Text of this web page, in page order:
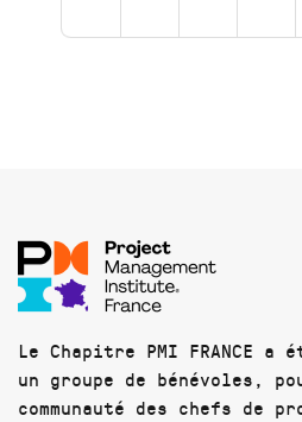
Le Chapitre PMI FRANCE
un groupe de bénévoles,
communauté des chefs de